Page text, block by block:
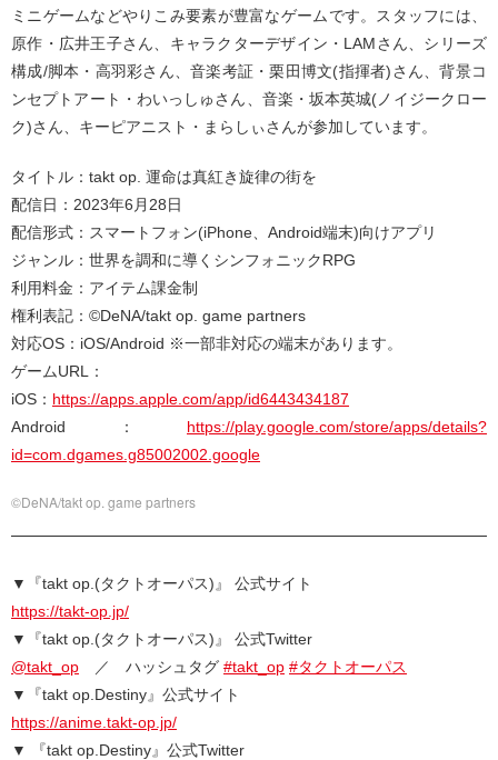
ミニゲームなどやりこみ要素が豊富なゲームです。スタッフには、
原作・広井王子さん、キャラクターデザイン・LAMさん、シリーズ
構成/脚本・高羽彩さん、音楽考証・栗田博文(指揮者)さん、背景コ
ンセプトアート・わいっしゅさん、音楽・坂本英城(ノイジークロー
ク)さん、キーピアニスト・まらしぃさんが参加しています。
タイトル：takt op. 運命は真紅き旋律の街を
配信日：2023年6月28日
配信形式：スマートフォン(iPhone、Android端末)向けアプリ
ジャンル：世界を調和に導くシンフォニックRPG
利用料金：アイテム課金制
権利表記：©DeNA/takt op. game partners
対応OS：iOS/Android ※一部非対応の端末があります。
ゲームURL：
iOS： https://apps.apple.com/app/id6443434187
Android： https://play.google.com/store/apps/details?
id=com.dgames.g85002002.google
©DeNA/takt op. game partners
▼『takt op.(タクトオーパス)』 公式サイト
https://takt-op.jp/
▼『takt op.(タクトオーパス)』 公式Twitter
@takt_op ／ ハッシュタグ #takt_op #タクトオーパス
▼『takt op.Destiny』公式サイト
https://anime.takt-op.jp/
▼ 『takt op.Destiny』公式Twitter